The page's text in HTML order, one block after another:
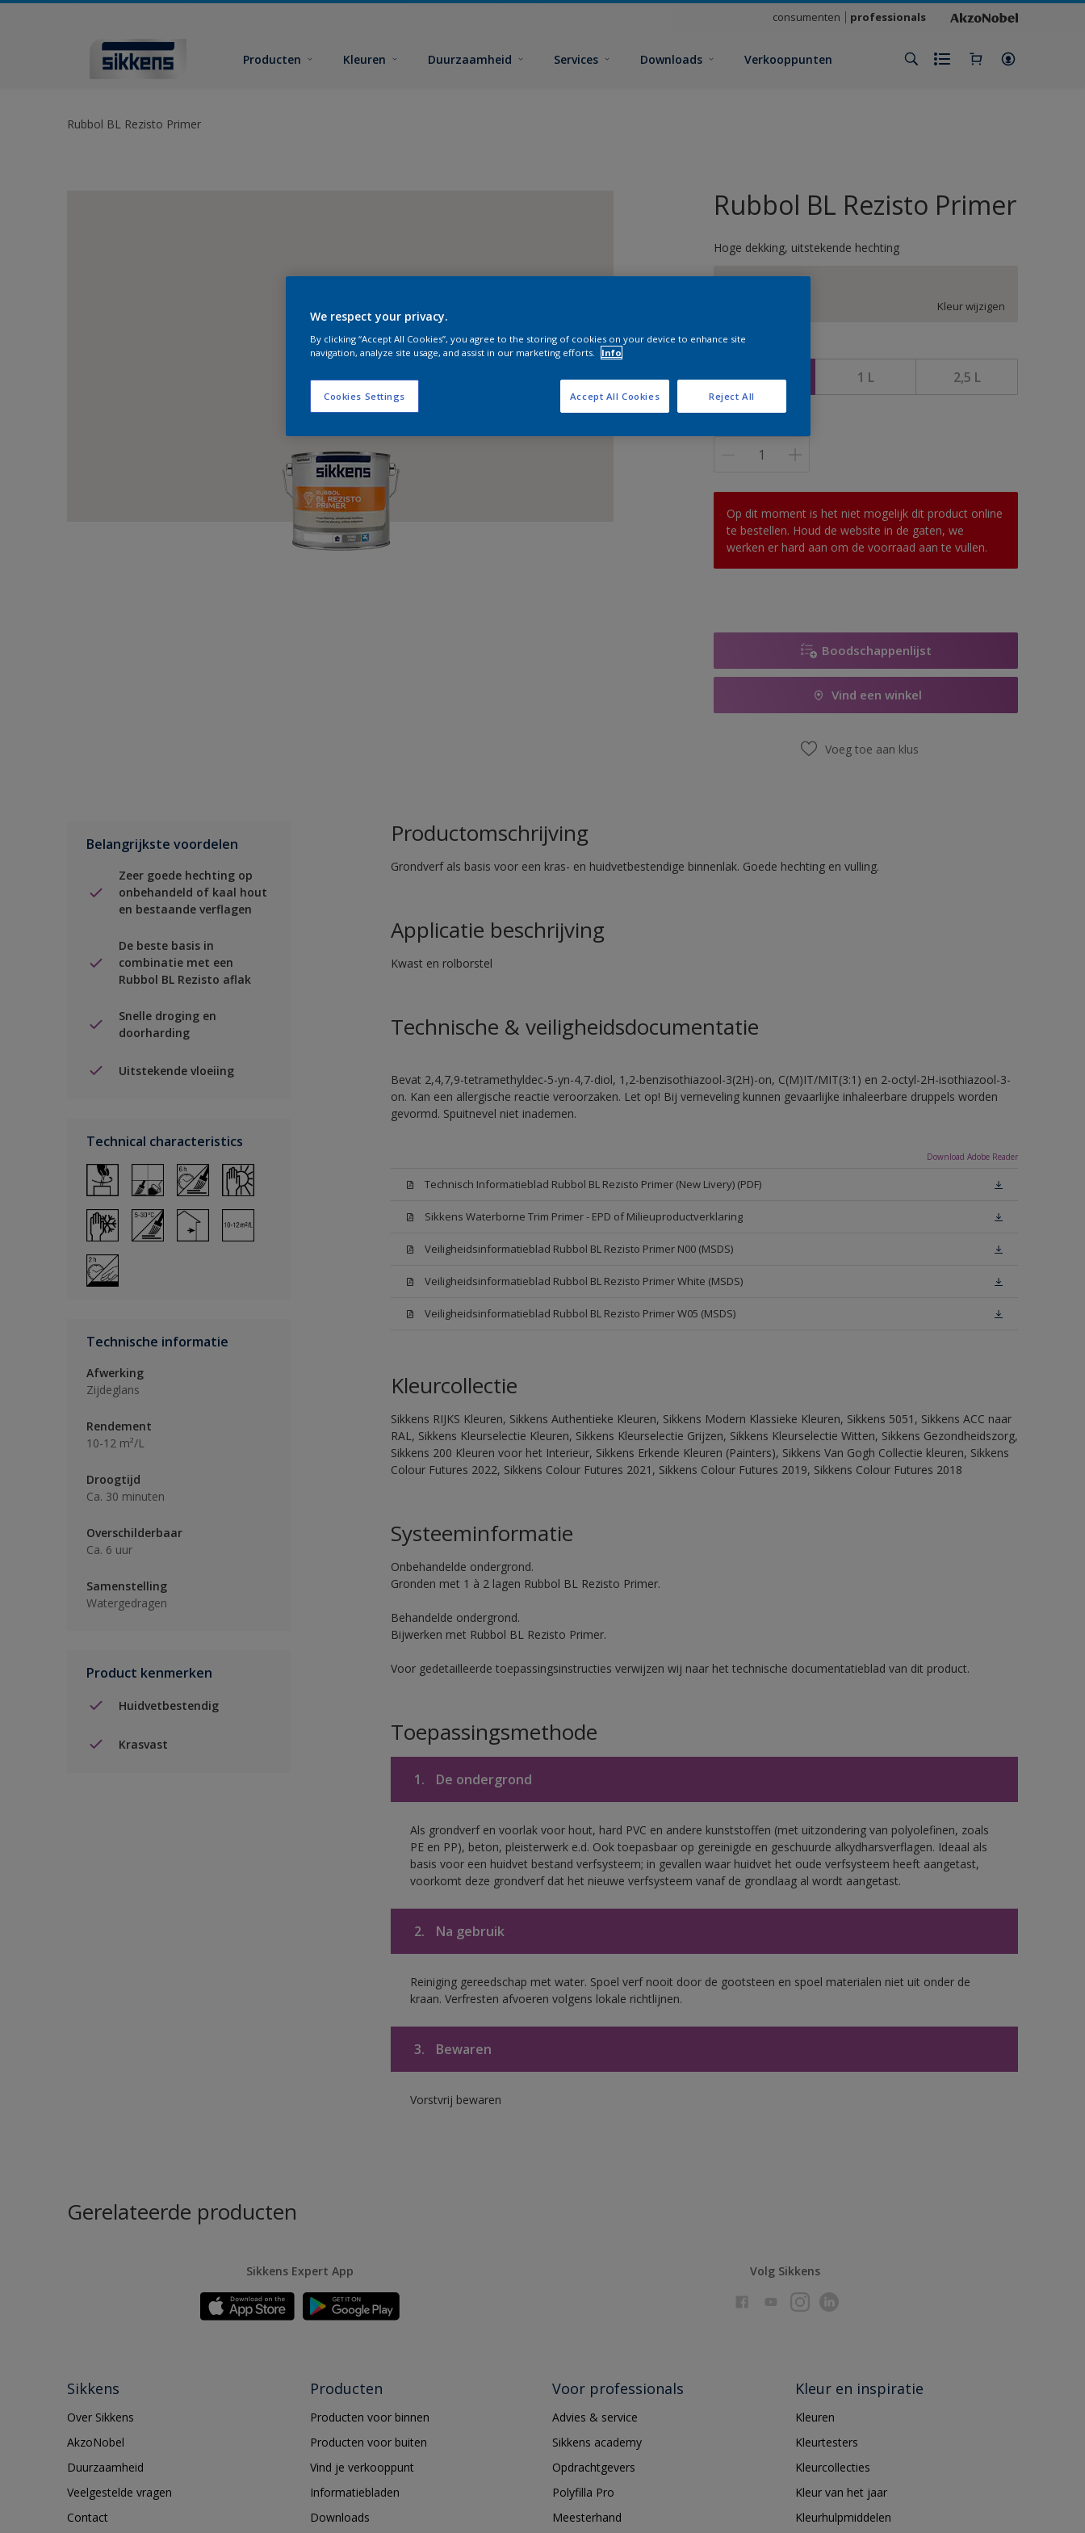
consumenten professionals
Producten Kleuren Duurzaamheid Services Downloads Verkooppunten
Rubbol BL Rezisto Primer
Rubbol BL Rezisto Primer
Hoge dekking, uitstekende hechting
Kleur wijzigen
0,5 L 1 L 2,5 L
Op dit moment is het niet mogelijk dit product online
te bestellen. Houd de website in de gaten, we
werken er hard aan om de voorraad aan te vullen.
Boodschappenlijst
Vind een winkel
Voeg toe aan klus
Belangrijkste voordelen
Zeer goede hechting op
onbehandeld of kaal hout
en bestaande verflagen
De beste basis in
combinatie met een
Rubbol BL Rezisto aflak
Snelle droging en
doorharding
Uitstekende vloeiing
Technical characteristics
Technische informatie
Afwerking
Zijdeglans
Rendement
10-12 m²/L
Droogtijd
Ca. 30 minuten
Overschilderbaar
Ca. 6 uur
Samenstelling
Watergedragen
Product kenmerken
Huidvetbestendig
Krasvast
Productomschrijving
Grondverf als basis voor een kras- en huidvetbestendige binnenlak. Goede hechting en vulling.
Applicatie beschrijving
Kwast en rolborstel
Technische & veiligheidsdocumentatie
Bevat 2,4,7,9-tetramethyldec-5-yn-4,7-diol, 1,2-benzisothiazool-3(2H)-on, C(M)IT/MIT(3:1) en 2-octyl-2H-isothiazool-3-
on. Kan een allergische reactie veroorzaken. Let op! Bij verneveling kunnen gevaarlijke inhaleerbare druppels worden
gevormd. Spuitnevel niet inademen.
Download Adobe Reader
Technisch Informatieblad Rubbol BL Rezisto Primer (New Livery) (PDF)
Sikkens Waterborne Trim Primer - EPD of Milieuproductverklaring
Veiligheidsinformatieblad Rubbol BL Rezisto Primer N00 (MSDS)
Veiligheidsinformatieblad Rubbol BL Rezisto Primer White (MSDS)
Veiligheidsinformatieblad Rubbol BL Rezisto Primer W05 (MSDS)
Kleurcollectie
Sikkens RIJKS Kleuren, Sikkens Authentieke Kleuren, Sikkens Modern Klassieke Kleuren, Sikkens 5051, Sikkens ACC naar
RAL, Sikkens Kleurselectie Kleuren, Sikkens Kleurselectie Grijzen, Sikkens Kleurselectie Witten, Sikkens Gezondheidszorg,
Sikkens 200 Kleuren voor het Interieur, Sikkens Erkende Kleuren (Painters), Sikkens Van Gogh Collectie kleuren, Sikkens
Colour Futures 2022, Sikkens Colour Futures 2021, Sikkens Colour Futures 2019, Sikkens Colour Futures 2018
Systeeminformatie
Onbehandelde ondergrond.
Gronden met 1 à 2 lagen Rubbol BL Rezisto Primer.
Behandelde ondergrond.
Bijwerken met Rubbol BL Rezisto Primer.
Voor gedetailleerde toepassingsinstructies verwijzen wij naar het technische documentatieblad van dit product.
Toepassingsmethode
1. De ondergrond
Als grondverf en voorlak voor hout, hard PVC en andere kunststoffen (met uitzondering van polyolefinen, zoals
PE en PP), beton, pleisterwerk e.d. Ook toepasbaar op gereinigde en geschuurde alkydharsverflagen. Ideaal als
basis voor een huidvet bestand verfsysteem; in gevallen waar huidvet het oude verfsysteem heeft aangetast,
voorkomt deze grondverf dat het nieuwe verfsysteem vanaf de grondlaag al wordt aangetast.
2. Na gebruik
Reiniging gereedschap met water. Spoel verf nooit door de gootsteen en spoel materialen niet uit onder de
kraan. Verfresten afvoeren volgens lokale richtlijnen.
3. Bewaren
Vorstvrij bewaren
Gerelateerde producten
Sikkens Expert App Volg Sikkens
Sikkens
Over Sikkens
AkzoNobel
Duurzaamheid
Veelgestelde vragen
Contact
Producten
Producten voor binnen
Producten voor buiten
Vind je verkooppunt
Informatiebladen
Downloads
Voor professionals
Advies & service
Sikkens academy
Opdrachtgevers
Polyfilla Pro
Meesterhand
Kleur en inspiratie
Kleuren
Kleurtesters
Kleurcollecties
Kleur van het jaar
Kleurhulpmiddelen
We respect your privacy.
By clicking “Accept All Cookies”, you agree to the storing of cookies on your device to enhance site
navigation, analyze site usage, and assist in our marketing efforts.
Info
Cookies Settings Reject All
Accept All Cookies